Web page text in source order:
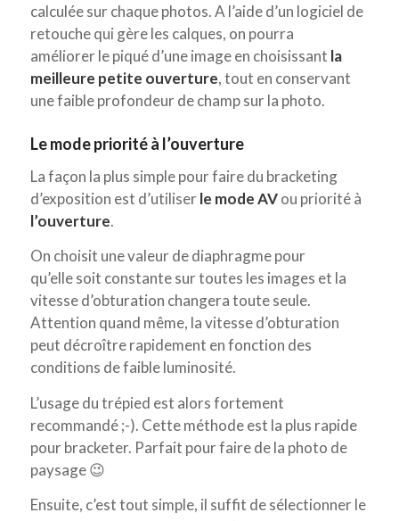
calculée sur chaque photos. A l’aide d’un logiciel de
retouche qui gère les calques, on pourra
améliorer le piqué d’une image en choisissant la
meilleure petite ouverture, tout en conservant
une faible profondeur de champ sur la photo.
Le mode priorité à l’ouverture
La façon la plus simple pour faire du bracketing
d’exposition est d’utiliserle mode AVou priorité à
l’ouverture.
On choisit une valeur de diaphragme pour
qu’elle soit constante sur toutes les images et la
vitesse d’obturation changera toute seule.
Attention quand même, la vitesse d’obturation
peut décroître rapidement en fonction des
conditions de faible luminosité.
L’usage du trépied est alors fortement
recommandé ;-). Cette méthode est la plus rapide
pour bracketer. Parfait pour faire de la photo de
paysage 😉
Ensuite, c’est tout simple, il suffit de sélectionner le